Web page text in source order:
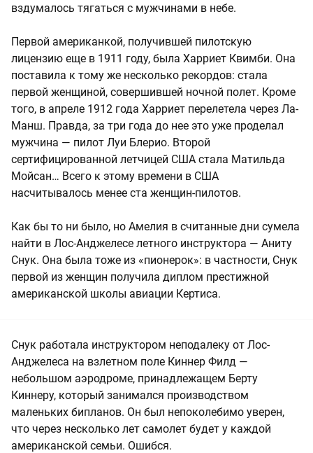
вздумалось тягаться с мужчинами в небе.
Первой американкой, получившей пилотскую
лицензию еще в 1911 году, была Харриет Квимби. Она
поставила к тому же несколько рекордов: стала
первой женщиной, совершившей ночной полет. Кроме
того, в апреле 1912 года Харриет перелетела через Ла-
Манш. Правда, за три года до нее это уже проделал
мужчина — пилот Луи Блерио. Второй
сертифицированной летчицей США стала Матильда
Мойсан… Всего к этому времени в США
насчитывалось менее ста женщин-пилотов.
Как бы то ни было, но Амелия в считанные дни сумела
найти в Лос-Анджелесе летного инструктора — Аниту
Снук. Она была тоже из «пионерок»: в частности, Снук
первой из женщин получила диплом престижной
американской школы авиации Кертиса.
Снук работала инструктором неподалеку от Лос-
Анджелеса на взлетном поле Киннер Филд —
небольшом аэродроме, принадлежащем Берту
Киннеру, который занимался производством
маленьких бипланов. Он был непоколебимо уверен,
что через несколько лет самолет будет у каждой
американской семьи. Ошибся.